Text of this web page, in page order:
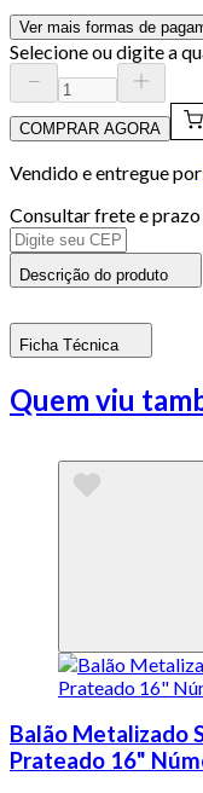
Ver mais formas de
Selecione ou digite a
COMPRAR AGORA
Vendido e entregue
Consultar frete e prazo
Descrição do produto
Ficha Técnica
Quem viu
Balão Metalizado
Prateado 16"